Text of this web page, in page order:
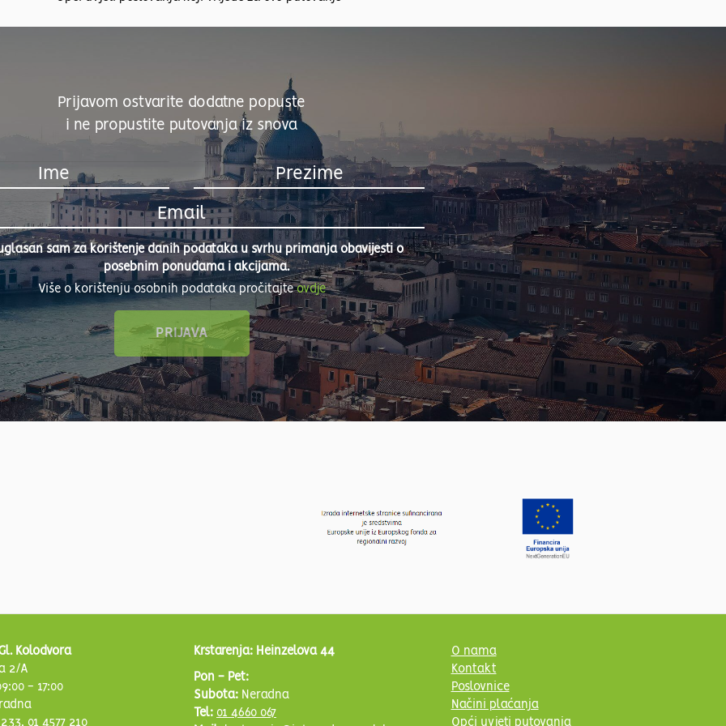
Prijavom ostvarite dodatne popuste
i ne propustite putovanja iz snova
sam za korištenje danih podataka u svrhu primanja obavijesti o
posebnim ponudama i akcijama.
Više o korištenju osobnih podataka pročitajteovdje
Kolodvora
2/A
- 17:00
233, 01 4577 210
Krstarenja: Heinzelova 44
Pon - Pet:
Subota: Neradna
Tel: 01 4660 067
O nama
Kontakt
Poslovnice
Načini plaćanja
Opći uvjeti putovanja